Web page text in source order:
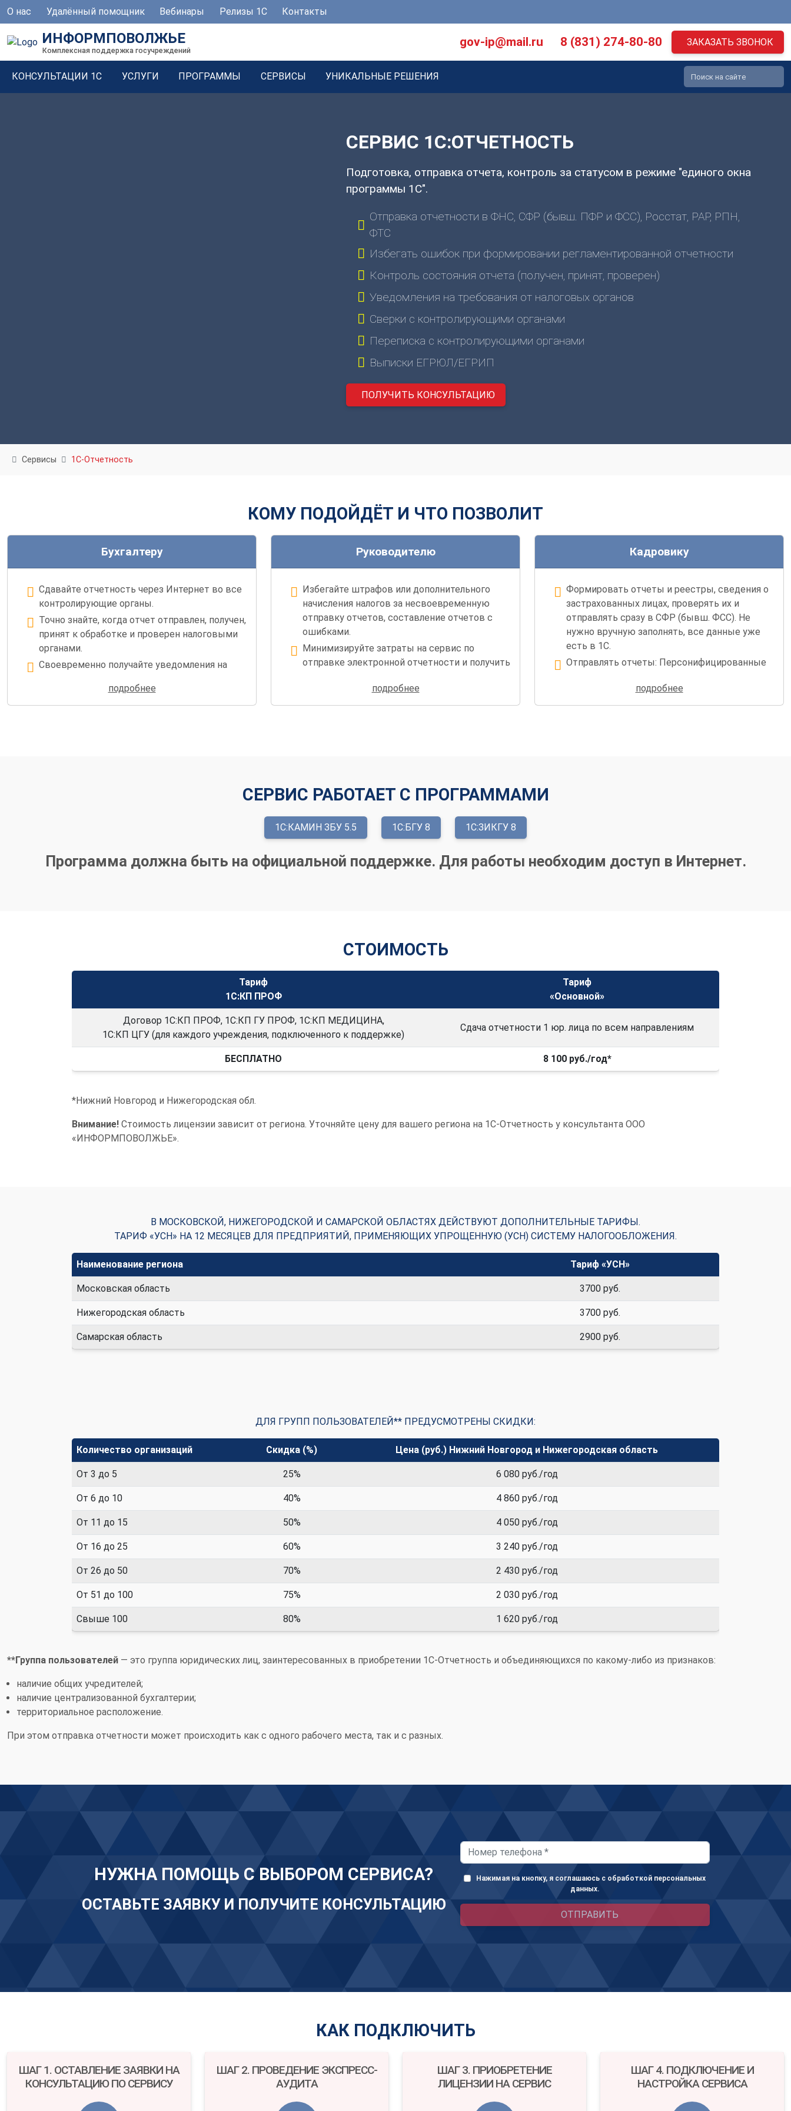
О нас Удалённый помощник Вебинары Релизы 1С Контакты
ИНФОРМПОВОЛЖЬЕ
Комплексная поддержка госучреждений
gov-ip@mail.ru 8 (831) 274-80-80 ЗАКАЗАТЬ ЗВОНОК
КОНСУЛЬТАЦИИ 1С УСЛУГИ ПРОГРАММЫ СЕРВИСЫ УНИКАЛЬНЫЕ РЕШЕНИЯ
СЕРВИС 1С:ОТЧЕТНОСТЬ
Подготовка, отправка отчета, контроль за статусом в режиме "единого окна
программы 1С".
Отправка отчетности в ФНС, СФР (бывш. ПФР и ФСС), Росстат, РАР, РПН,
ФТС
Избегать ошибок при формировании регламентированной отчетности
Контроль состояния отчета (получен, принят, проверен)
Уведомления на требования от налоговых органов
Сверки с контролирующими органами
Переписка с контролирующими органами
Выписки ЕГРЮЛ/ЕГРИП
ПОЛУЧИТЬ КОНСУЛЬТАЦИЮ
Сервисы 1С-Отчетность
КОМУ ПОДОЙДЁТ И ЧТО ПОЗВОЛИТ
Бухгалтеру
Сдавайте отчетность через Интернет во все
контролирующие органы.
Точно знайте, когда отчет отправлен, получен,
принят к обработке и проверен налоговыми
органами.
Своевременно получайте уведомления на
Избегайте ошибок при формировании
регламентированной отчетности.
подробнее
Руководителю
Избегайте штрафов или дополнительного
начисления налогов за несвоевременную
отправку отчетов, составление отчетов с
ошибками.
Минимизируйте затраты на сервис по
отправке электронной отчетности и получить
подробнее
Кадровику
Формировать отчеты и реестры, сведения о
застрахованных лицах, проверять их и
отправлять сразу в СФР (бывш. ФСС). Не
нужно вручную заполнять, все данные уже
есть в 1С.
Отправлять отчеты: Персонифицированные
Получать от СФР (бывш. ФСС) извещения о
больничных и пособиях, а также отправлять в
подробнее
СЕРВИС РАБОТАЕТ С ПРОГРАММАМИ
1С:КАМИН ЗБУ 5.5 1С:БГУ 8 1С:ЗИКГУ 8
Программа должна быть на официальной поддержке. Для работы необходим доступ в Интернет.
СТОИМОСТЬ
Тариф
1С:КП ПРОФ
Тариф
«Основной»
Договор 1С:КП ПРОФ, 1С:КП ГУ ПРОФ, 1С:КП МЕДИЦИНА,
1С:КП ЦГУ (для каждого учреждения, подключенного к поддержке)
Сдача отчетности 1 юр. лица по всем направлениям
БЕСПЛАТНО 8 100 руб./год*
*Нижний Новгород и Нижегородская обл.
Внимание! Стоимость лицензии зависит от региона. Уточняйте цену для вашего региона на 1С-Отчетность у консультанта ООО
«ИНФОРМПОВОЛЖЬЕ».
В МОСКОВСКОЙ, НИЖЕГОРОДСКОЙ И САМАРСКОЙ ОБЛАСТЯХ ДЕЙСТВУЮТ ДОПОЛНИТЕЛЬНЫЕ ТАРИФЫ.
ТАРИФ «УСН» НА 12 МЕСЯЦЕВ ДЛЯ ПРЕДПРИЯТИЙ, ПРИМЕНЯЮЩИХ УПРОЩЕННУЮ (УСН) СИСТЕМУ НАЛОГООБЛОЖЕНИЯ.
Наименование региона Тариф «УСН»
Московская область 3700 руб.
Нижегородская область 3700 руб.
Самарская область 2900 руб.
ДЛЯ ГРУПП ПОЛЬЗОВАТЕЛЕЙ** ПРЕДУСМОТРЕНЫ СКИДКИ:
Количество организаций Скидка (%) Цена (руб.) Нижний Новгород и Нижегородская область
От 3 до 5 25% 6 080 руб./год
От 6 до 10 40% 4 860 руб./год
От 11 до 15 50% 4 050 руб./год
От 16 до 25 60% 3 240 руб./год
От 26 до 50 70% 2 430 руб./год
От 51 до 100 75% 2 030 руб./год
Свыше 100 80% 1 620 руб./год
**Группа пользователей — это группа юридических лиц, заинтересованных в приобретении 1С-Отчетность и объединяющихся по какому-либо из признаков:
наличие общих учредителей;
наличие централизованной бухгалтерии;
территориальное расположение.
При этом отправка отчетности может происходить как с одного рабочего места, так и с разных.
НУЖНА ПОМОЩЬ С ВЫБОРОМ СЕРВИСА?
ОСТАВЬТЕ ЗАЯВКУ И ПОЛУЧИТЕ КОНСУЛЬТАЦИЮ
Нажимая на кнопку, я соглашаюсь с обработкой персональных
данных.
ОТПРАВИТЬ
КАК ПОДКЛЮЧИТЬ
ШАГ 1. ОСТАВЛЕНИЕ ЗАЯВКИ НА
КОНСУЛЬТАЦИЮ ПО СЕРВИСУ
ШАГ 2. ПРОВЕДЕНИЕ ЭКСПРЕСС-
АУДИТА
ШАГ 3. ПРИОБРЕТЕНИЕ
ЛИЦЕНЗИИ НА СЕРВИС
ШАГ 4. ПОДКЛЮЧЕНИЕ И
НАСТРОЙКА СЕРВИСА